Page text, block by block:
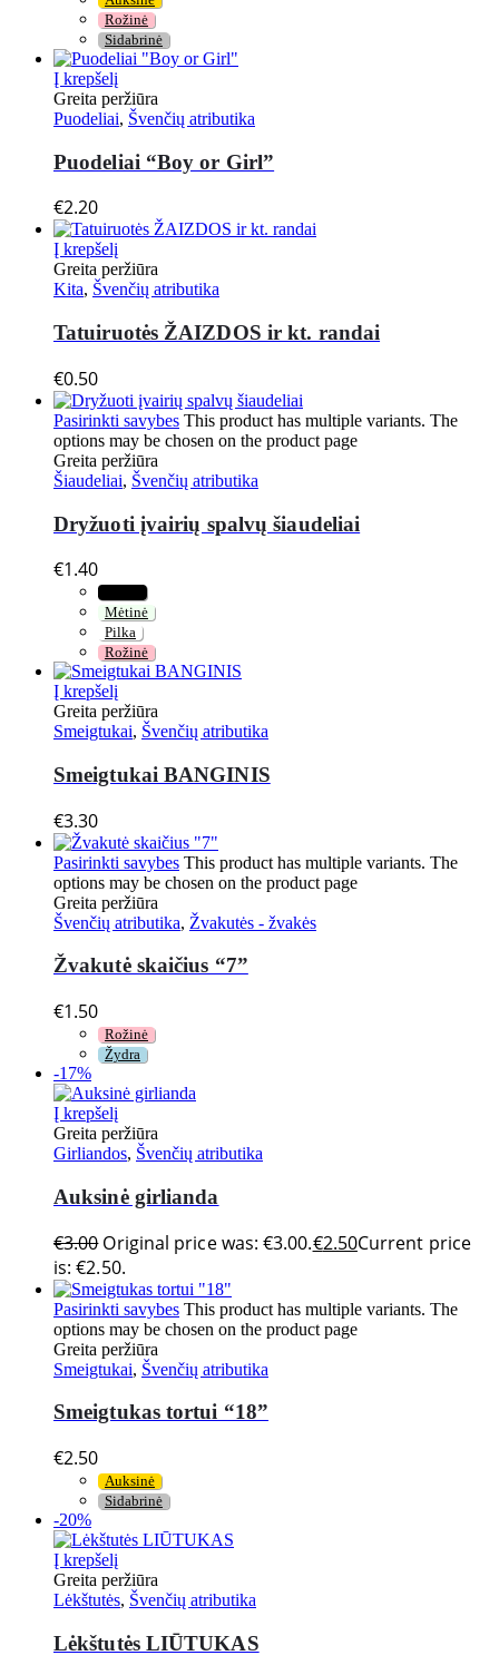
Rožinė
Sidabrinė
Į krepšelį
Greita peržiūra
Puodeliai, Švenčių atributika
Puodeliai “Boy or Girl”
€2.20
Į krepšelį
Greita peržiūra
Kita, Švenčių atributika
Tatuiruotės ŽAIZDOS ir kt. randai
€0.50
Pasirinkti savybes This product has multiple variants. The
options may be chosen on the product page
Greita peržiūra
Šiaudeliai, Švenčių atributika
Dryžuoti įvairių spalvų šiaudeliai
€1.40
Mėtinė
Pilka
Rožinė
Į krepšelį
Greita peržiūra
Smeigtukai, Švenčių atributika
Smeigtukai BANGINIS
€3.30
Pasirinkti savybes This product has multiple variants. The
options may be chosen on the product page
Greita peržiūra
Švenčių atributika, Žvakutės - žvakės
Žvakutė skaičius “7”
€1.50
Rožinė
Žydra
-17%
Į krepšelį
Greita peržiūra
Girliandos, Švenčių atributika
Auksinė girlianda
€3.00 Original price was: €3.00.€2.50Current price
is: €2.50.
Pasirinkti savybes This product has multiple variants. The
options may be chosen on the product page
Greita peržiūra
Smeigtukai, Švenčių atributika
Smeigtukas tortui “18”
€2.50
Auksinė
Sidabrinė
-20%
Į krepšelį
Greita peržiūra
Lėkštutės, Švenčių atributika
Lėkštutės LIŪTUKAS